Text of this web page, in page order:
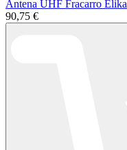
Antena UHF Fracarro Elika
90,75 €